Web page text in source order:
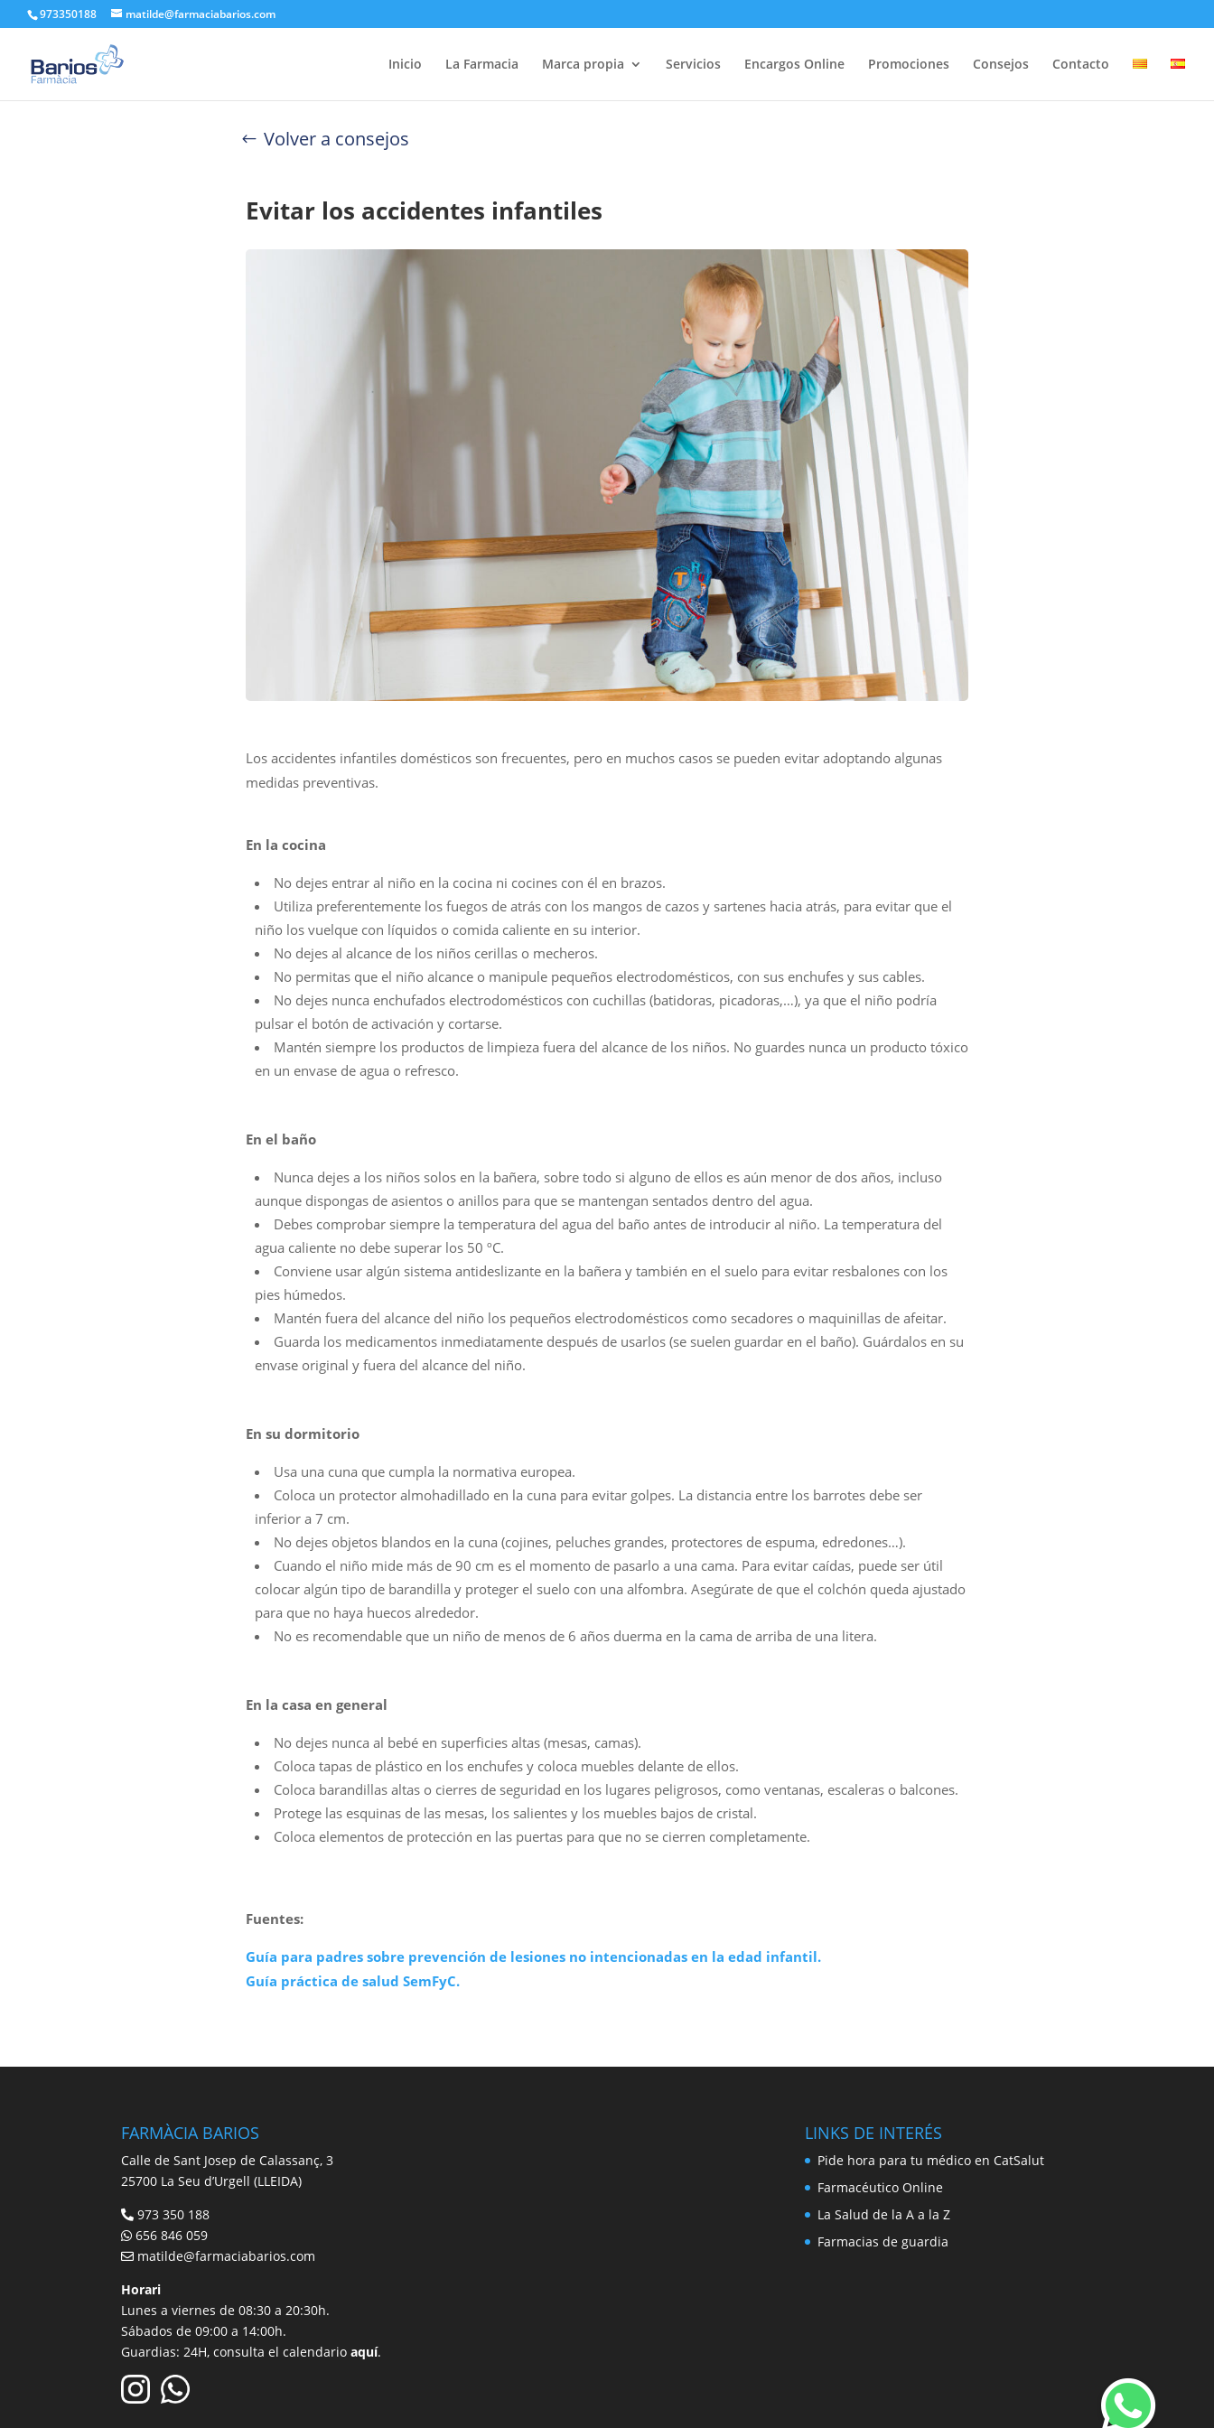
973350188 matilde@farmaciabarios.com
Inicio La Farmacia Marca propia Servicios Encargos Online Promociones Consejos Contacto
Volver a consejos
Evitar los accidentes infantiles
Los accidentes infantiles domésticos son frecuentes, pero en muchos casos se pueden evitar adoptando algunas
medidas preventivas.
En la cocina
No dejes entrar al niño en la cocina ni cocines con él en brazos.
Utiliza preferentemente los fuegos de atrás con los mangos de cazos y sartenes hacia atrás, para evitar que el
niño los vuelque con líquidos o comida caliente en su interior.
No dejes al alcance de los niños cerillas o mecheros.
No permitas que el niño alcance o manipule pequeños electrodomésticos, con sus enchufes y sus cables.
No dejes nunca enchufados electrodomésticos con cuchillas (batidoras, picadoras,…), ya que el niño podría
pulsar el botón de activación y cortarse.
Mantén siempre los productos de limpieza fuera del alcance de los niños. No guardes nunca un producto tóxico
en un envase de agua o refresco.
En el baño
Nunca dejes a los niños solos en la bañera, sobre todo si alguno de ellos es aún menor de dos años, incluso
aunque dispongas de asientos o anillos para que se mantengan sentados dentro del agua.
Debes comprobar siempre la temperatura del agua del baño antes de introducir al niño. La temperatura del
agua caliente no debe superar los 50 ºC.
Conviene usar algún sistema antideslizante en la bañera y también en el suelo para evitar resbalones con los
pies húmedos.
Mantén fuera del alcance del niño los pequeños electrodomésticos como secadores o maquinillas de afeitar.
Guarda los medicamentos inmediatamente después de usarlos (se suelen guardar en el baño). Guárdalos en su
envase original y fuera del alcance del niño.
En su dormitorio
Usa una cuna que cumpla la normativa europea.
Coloca un protector almohadillado en la cuna para evitar golpes. La distancia entre los barrotes debe ser
inferior a 7 cm.
No dejes objetos blandos en la cuna (cojines, peluches grandes, protectores de espuma, edredones…).
Cuando el niño mide más de 90 cm es el momento de pasarlo a una cama. Para evitar caídas, puede ser útil
colocar algún tipo de barandilla y proteger el suelo con una alfombra. Asegúrate de que el colchón queda ajustado
para que no haya huecos alrededor.
No es recomendable que un niño de menos de 6 años duerma en la cama de arriba de una litera.
En la casa en general
No dejes nunca al bebé en superficies altas (mesas, camas).
Coloca tapas de plástico en los enchufes y coloca muebles delante de ellos.
Coloca barandillas altas o cierres de seguridad en los lugares peligrosos, como ventanas, escaleras o balcones.
Protege las esquinas de las mesas, los salientes y los muebles bajos de cristal.
Coloca elementos de protección en las puertas para que no se cierren completamente.
Fuentes:
Guía para padres sobre prevención de lesiones no intencionadas en la edad infantil.
Guía práctica de salud SemFyC.
FARMÀCIA BARIOS
Calle de Sant Josep de Calassanç, 3
25700 La Seu d’Urgell (LLEIDA)
973 350 188
656 846 059
matilde@farmaciabarios.com
Horari
Lunes a viernes de 08:30 a 20:30h.
Sábados de 09:00 a 14:00h.
Guardias: 24H, consulta el calendarioaquí.
LINKS DE INTERÉS
Pide hora para tu médico en CatSalut
Farmacéutico Online
La Salud de la A a la Z
Farmacias de guardia